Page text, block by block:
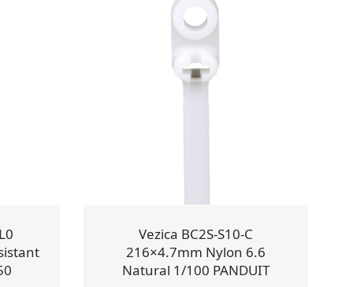
Vezica BC2S-S10-C
216×4.7mm Nylon 6.6
Natural 1/100 PANDUIT